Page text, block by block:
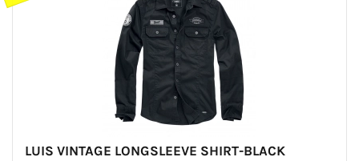
LUIS VINTAGE LONGSLEEVE SHIRT-BLACK